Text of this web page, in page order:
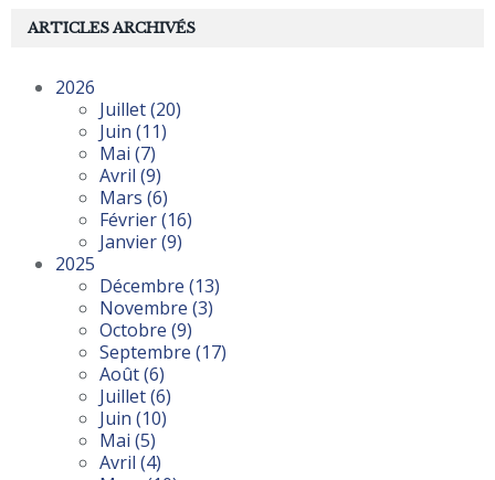
ARTICLES ARCHIVÉS
2026
Juillet(20)
Juin (11)
Mai (7)
Avril (9)
Mars (6)
Février(16)
Janvier(9)
2025
Décembre (13)
Novembre (3)
Octobre (9)
Septembre (17)
Août(6)
Juillet(6)
Juin (10)
Mai (5)
Avril (4)